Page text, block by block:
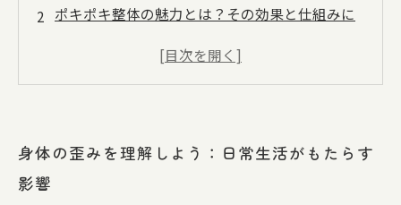
ポキポキ整体の魅力とは？その効果と仕組みに
肩こり・腰痛にさようなら：ポキポキ整体での
ポキポキ整体を受けた後の変化：身体の変化を
身体の歪みを理解しよう：日常生活がもたらす
影響